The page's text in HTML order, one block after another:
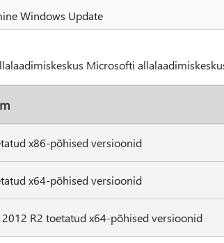
Windows Update
Microsofti
x86-põhised versioonid
x64-põhised versioonid
R2 toetatud x64-põhised versioonid